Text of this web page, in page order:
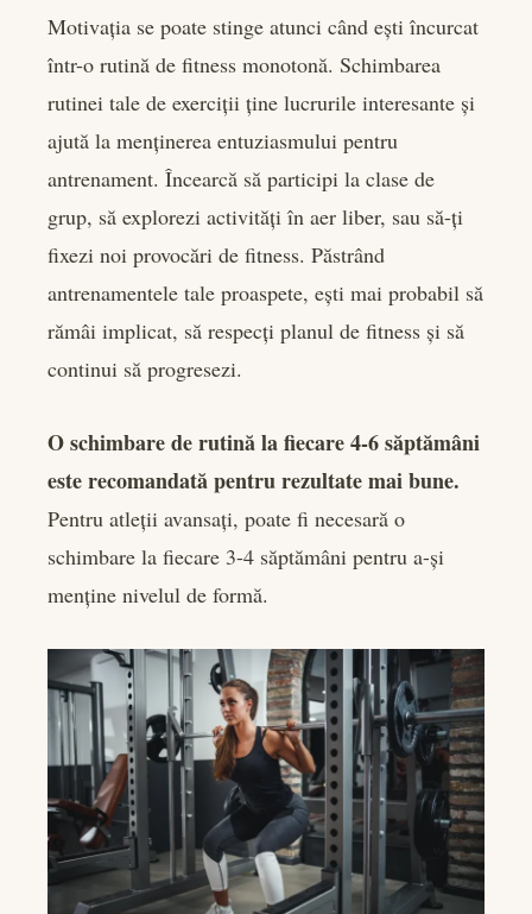
Motivația se poate stinge atunci când ești încurcat
într-o rutină de fitness monotonă. Schimbarea
rutinei tale de exerciții ține lucrurile interesante și
ajută la menținerea entuziasmului pentru
antrenament. Încearcă să participi la clase de
grup, să explorezi activități în aer liber, sau să-ți
fixezi noi provocări de fitness. Păstrând
antrenamentele tale proaspete, ești mai probabil să
rămâi implicat, să respecți planul de fitness și să
continui să progresezi.
O schimbare de rutină la fiecare 4-6 săptămâni
este recomandată pentru rezultate mai bune.
Pentru atleții avansați, poate fi necesară o
schimbare la fiecare 3-4 săptămâni pentru a-și
menține nivelul de formă.